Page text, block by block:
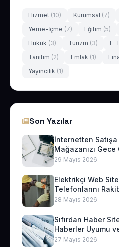
Hizmet (10) Kurumsal (7)
Yeme-İçme (7) Eğitim (5)
Hukuk (3) Turizm (3) E-
Tanıtım (2) Emlak (1)
Yayıncılık (1)
Son Yazılar
İnternetten
Mağazanızı Gece
29 Mayıs 2026
Elektrikçi Web
Telefonlarını
28 Mayıs 2026
Sıfırdan Haber
Haberler Uyumu
27 Mayıs 2026